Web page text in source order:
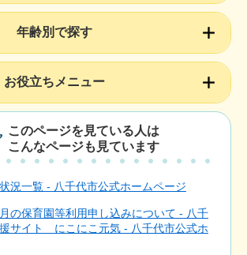
年齢別で探す
お役立ちメニュー
このページを見ている人は
こんなページも見ています
況一覧 - 八千代市公式ホームページ
の保育園等利用申し込みについて - 八千
サイト にこにこ元気 - 八千代市公式ホ